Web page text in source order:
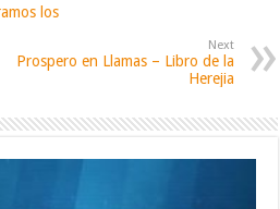
los
Next
Prospero en Llamas – Libro de la
Herejia